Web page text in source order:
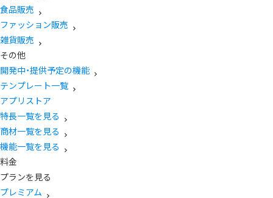
食品販売
ファッション販売
雑貨販売
その他
開発中・提供予定の機能
テンプレート一覧
アプリストア
特長一覧を見る
商材一覧を見る
機能一覧を見る
料金
プランを見る
プレミアム